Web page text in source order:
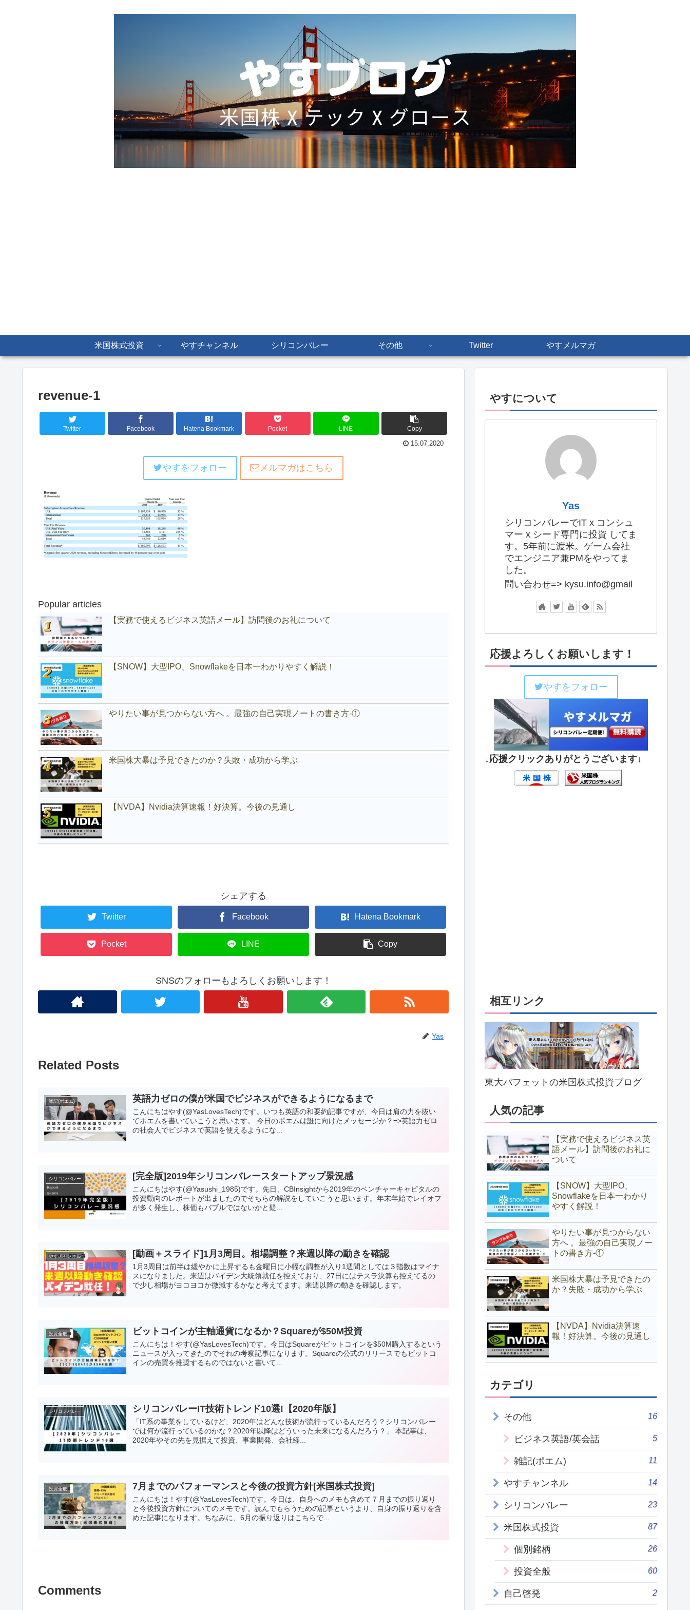
米国株式投資 やすチャンネル シリコンバレー その他 Twitter やすメルマガ
revenue-1
Twitter Facebook Hatena Bookmark Pocket LINE Copy
15.07.2020
やすをフォロー メルマガはこちら
Popular articles
【実務で使えるビジネス英語メール】訪問後のお礼について
【SNOW】大型IPO、Snowflakeを日本一わかりやすく解説！
やりたい事が見つからない方へ 。最強の自己実現ノートの書き方-①
米国株大暴は予見できたのか？失敗・成功から学ぶ
【NVDA】Nvidia決算速報！好決算。今後の見通し
シェアする
Twitter Facebook Hatena Bookmark
Pocket LINE Copy
SNSのフォローもよろしくお願いします！
Yas
Related Posts
雑記(ポエム) 英語力ゼロの僕が米国でビジネスができるようになるまで
こんにちはやす(@YasLovesTech)です。いつも英語の和要約記事ですが、今日は肩の力を抜い
てポエムを書いていこうと思います。 今日のポエムは誰に向けたメッセージか？=>英語力ゼロ
の社会人でビジネスで英語を使えるようにな...
シリコンバレー [完全版]2019年シリコンバレースタートアップ景況感
こんにちはやす(@Yasushi_1985)です。先日、CBInsightから2019年のベンチャーキャピタルの
投資動向のレポートが出ましたのでそちらの解説をしていこうと思います。年末年始でレイオフ
が多く発生し、株価もバブルではないかと疑...
やすチャンネル [動画＋スライド]1月3周目。相場調整？来週以降の動きを確認
1月3周目は前半は緩やかに上昇するも金曜日に小幅な調整が入り1週間としては３指数はマイナ
スになりました。来週はバイデン大統領就任を控えており、27日にはテスラ決算も控えてるの
で少し相場がヨコヨコか微減するかなと考えてます。来週以降の動きを確認します。
投資全般 ビットコインが主軸通貨になるか？Squareが$50M投資
こんにちは！やす(@YasLovesTech)です。今日はSquareがビットコインを$50M購入するという
ニュースが入ってきたのでそれの考察記事になります。Squareの公式のリリースでもビットコ
インの売買を推奨するものではないと書いて...
シリコンバレー シリコンバレーIT技術トレンド10選!【2020年版】
「IT系の事業をしているけど、2020年はどんな技術が流行っているんだろう？シリコンバレー
では何が流行っているのかな？2020年以降はどういった未来になるんだろう？」 本記事は、
2020年やその先を見据えて投資、事業開発、会社経...
投資全般 7月までのパフォーマンスと今後の投資方針[米国株式投資]
こんにちは！やす(@YasLovesTech)です。今日は、自身へのメモも含めて７月までの振り返り
と今後投資方針についてのメモです。読んでもらうための記事というより、自身の振り返りを含
めた記事になります。ちなみに、6月の振り返りはこちらで...
Comments
やすについて
Yas
シリコンバレーでIT x コンシュ
マー x シード専門に投資 してま
す。5年前に渡米。ゲーム会社
でエンジニア兼PMをやってま
した。
問い合わせ=> kysu.info@gmail
応援よろしくお願いします！
やすをフォロー
↓応援クリックありがとうございます↓
相互リンク
東大バフェットの米国株式投資ブログ
人気の記事
【実務で使えるビジネス英
語メール】訪問後のお礼に
ついて
【SNOW】大型IPO、
Snowflakeを日本一わかり
やすく解説！
やりたい事が見つからない
方へ 。最強の自己実現ノー
トの書き方-①
米国株大暴は予見できたの
か？失敗・成功から学ぶ
【NVDA】Nvidia決算速
報！好決算。今後の見通し
カテゴリ
その他 16
ビジネス英語/英会話 5
雑記(ポエム) 11
やすチャンネル 14
シリコンバレー 23
米国株式投資 87
個別銘柄 26
投資全般 60
自己啓発 2